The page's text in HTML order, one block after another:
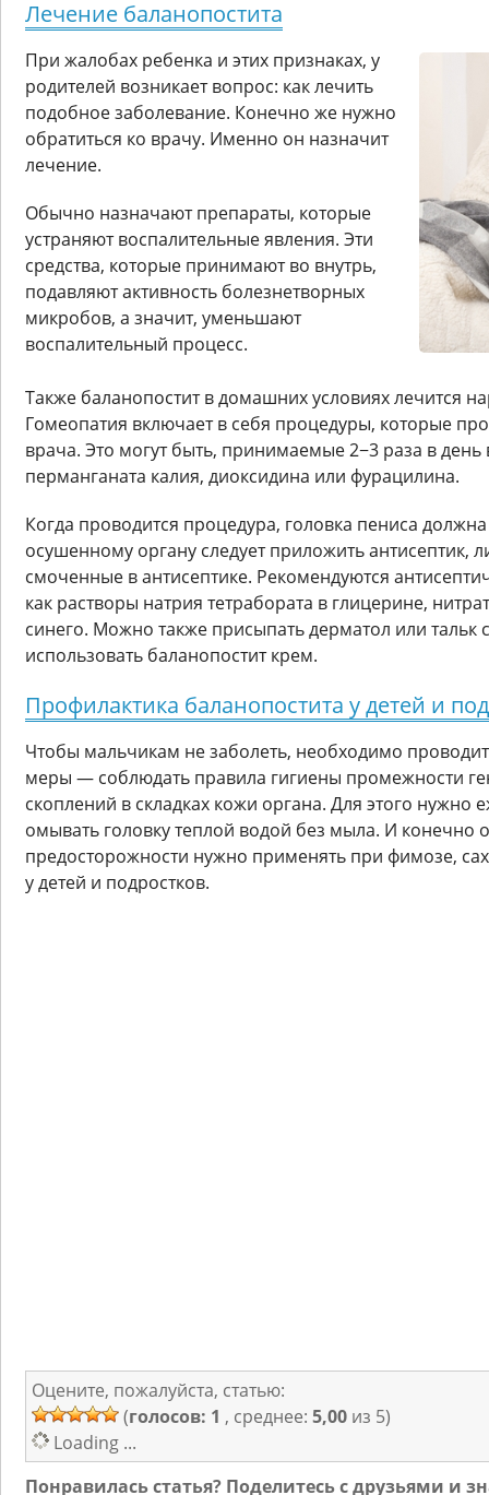
Лечение баланопостита
При жалобах ребенка и этих признаках, у
родителей возникает вопрос: как лечить
подобное заболевание. Конечно же нужно
обратиться ко врачу. Именно он назначит
лечение.
Обычно назначают препараты, которые
устраняют воспалительные явления. Эти
средства, которые принимают во внутрь,
подавляют активность болезнетворных
микробов, а значит, уменьшают
воспалительный процесс.
Также баланопостит в домашних условиях лечится
Гомеопатия включает в себя процедуры, которые
врача. Это могут быть, принимаемые 2−3 раза в
перманганата калия, диоксидина или фурацилина.
Когда проводится процедура, головка пениса
осушенному органу следует приложить антисептик,
смоченные в антисептике. Рекомендуются
как растворы натрия тетрабората в глицерине,
синего. Можно также присыпать дерматол или тальк
использовать баланопостит крем.
Профилактика баланопостита у детей и
Чтобы мальчикам не заболеть, необходимо
меры — соблюдать правила гигиены промежности
скоплений в складках кожи органа. Для этого нужно
омывать головку теплой водой без мыла. И конечно
предосторожности нужно применять при фимозе,
у детей и подростков.
Оцените, пожалуйста, статью:
(голосов: 1 , среднее: 5,00 из 5)
Loading ...
Понравилась статья? Поделитесь с друзьями и